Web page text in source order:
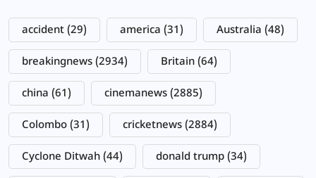
accident (29) america (31) Australia (48)
breakingnews (2934) Britain (64)
china (61) cinemanews (2885)
Colombo (31) cricketnews (2884)
Cyclone Ditwah (44) donald trump (34)